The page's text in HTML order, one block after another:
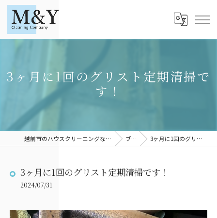
3ヶ月に1回のグリスト定期清掃で
す！
越前市のハウスクリーニングならM＆YCleaningCompany ブログ 3ヶ月に1回のグリスト定期清掃です！
3ヶ月に1回のグリスト定期清掃です！
2024/07/31